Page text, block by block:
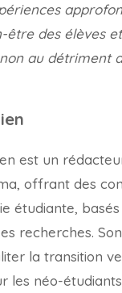
être des élèves
au détriment
est un
offrant des
étudiante,
recherches.
la transition
les néo-